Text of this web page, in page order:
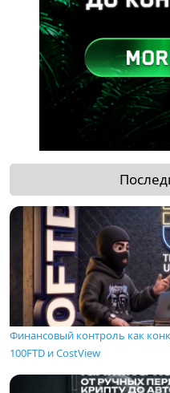
Финансовый контроль как
100FTD и CostView